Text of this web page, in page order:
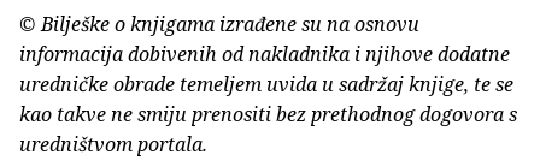
© Bilješke o knjigama izrađene su na osnovu
informacija dobivenih od nakladnika i njihove dodatne
uredničke obrade temeljem uvida u sadržaj knjige, te se
kao takve ne smiju prenositi bez prethodnog dogovora s
uredništvom portala.